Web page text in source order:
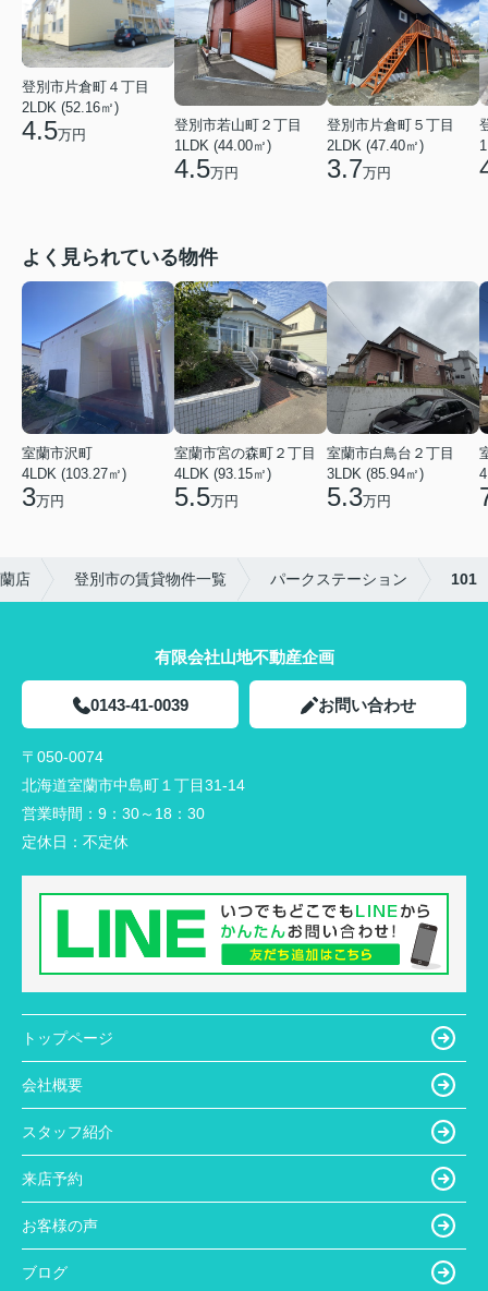
登別市片倉町４丁目
2LDK (52.16㎡)
4.5万円
登別市若山町２丁目
1LDK (44.00㎡)
4.5万円
登別市片倉町５丁目
2LDK (47.40㎡)
3.7万円
よく見られている物件
室蘭市沢町
4LDK (103.27㎡)
3万円
室蘭市宮の森町２丁目
4LDK (93.15㎡)
5.5万円
室蘭市白鳥台２丁目
3LDK (85.94㎡)
5.3万円
店 登別市の賃貸物件一覧 パークステーション 101
有限会社山地不動産企画
0143-41-0039 お問い合わせ
〒050-0074
北海道室蘭市中島町１丁目31-14
営業時間： 9：30～18：30
定休日： 不定休
トップページ
会社概要
スタッフ紹介
来店予約
お客様の声
ブログ